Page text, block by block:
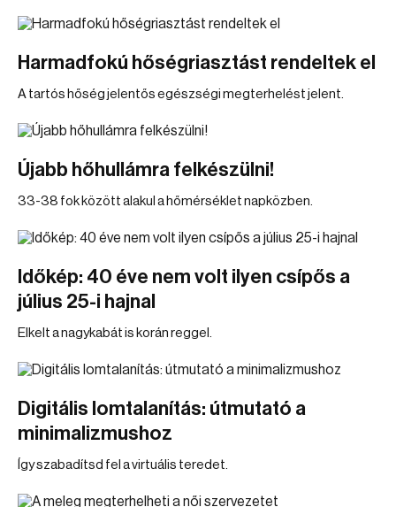
Harmadfokú hőségriasztást rendeltek el
A tartós hőség jelentős egészségi megterhelést jelent.
Újabb hőhullámra felkészülni!
33-38 fok között alakul a hőmérséklet napközben.
Időkép: 40 éve nem volt ilyen csípős a
július 25-i hajnal
Elkelt a nagykabát is korán reggel.
Digitális lomtalanítás: útmutató a
minimalizmushoz
Így szabadítsd fel a virtuális teredet.